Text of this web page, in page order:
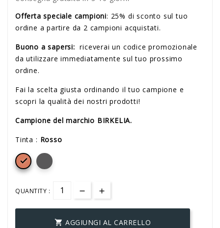
Offerta speciale campioni: 25% di sconto sul tuo
ordine a partire da 2 campioni acquistati.
Buono a sapersi: riceverai un codice promozionale
da utilizzare immediatamente sul tuo prossimo
ordine.
Fai la scelta giusta ordinando il tuo campione e
scopri la qualità dei nostri prodotti!
Campione del marchio BIRKELIA.
Tinta : Rosso

QUANTITY :
 AGGIUNGI AL CARRELLO